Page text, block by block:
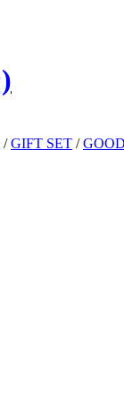
/GIFT SET /